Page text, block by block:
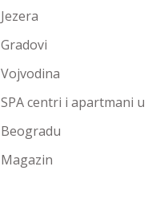
Jezera
Gradovi
Vojvodina
SPA centri i apartmani u
Beogradu
Magazin